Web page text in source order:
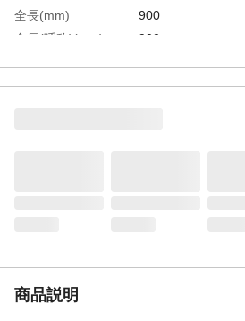
全長(mm)
900
全長(呼称)(mm)
900
重さ
5.000KG
商品説明